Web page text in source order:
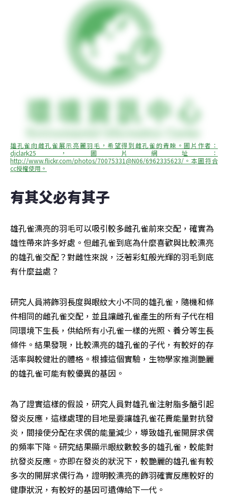
雄孔雀向雌孔雀展示亮麗羽毛，希望得到雌孔雀的青睞。圖片作者：
djclark25，圖片網址：
http://www.flickr.com/photos/70075331@N06/6962335623/。本圖符合
cc授權使用。
有其父必有其子
雄孔雀漂亮的羽毛可以吸引較多雌孔雀前來交配，確實為
雄性帶來許多好處。但雌孔雀到底為什麼喜歡與比較漂亮
的雄孔雀交配？對雌性來說，泛著彩虹般光輝的羽毛到底
有什麼益處？
研究人員將飾羽長度與眼紋大小不同的雄孔雀，隨機和條
件相同的雌孔雀交配，並且讓雌孔雀產生的所有子代在相
同環境下生長，供給所有小孔雀一樣的光照、養分等生長
條件。結果發現，比較漂亮的雄孔雀的子代，有較好的存
活率與較健壯的體格。根據這個實驗，生物學家推測艷麗
的雄孔雀可能有較優異的基因。
為了證實這樣的假設，研究人員對雄孔雀注射脂多醣引起
發炎反應，這樣處理的目地是要讓雄孔雀花費能量對抗發
炎，間接使分配在求偶的能量減少，導致雄孔雀開屏求偶
的頻率下降。研究結果顯示眼紋數較多的雄孔雀，較能對
抗發炎反應。亦即在發炎的狀況下，較艷麗的雄孔雀有較
多次的開屏求偶行為，證明較漂亮的飾羽確實反應較好的
健康狀況，有較好的基因可遺傳給下一代。